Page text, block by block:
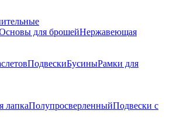
для брошейНержавеющая
ПодвескиБусиныРамки для
лапкаПолупросверленныйПодвески с